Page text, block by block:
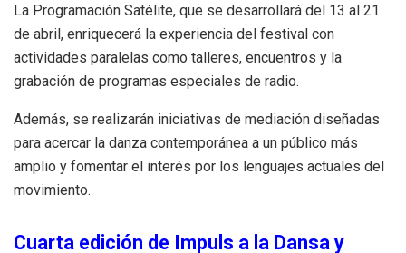
La Programación Satélite, que se desarrollará del 13 al 21
de abril, enriquecerá la experiencia del festival con
actividades paralelas como talleres, encuentros y la
grabación de programas especiales de radio.
Además, se realizarán iniciativas de mediación diseñadas
para acercar la danza contemporánea a un público más
amplio y fomentar el interés por los lenguajes actuales del
movimiento.
Cuarta edición de Impuls a la Dansa y